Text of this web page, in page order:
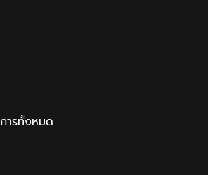
ารทั้งหมด